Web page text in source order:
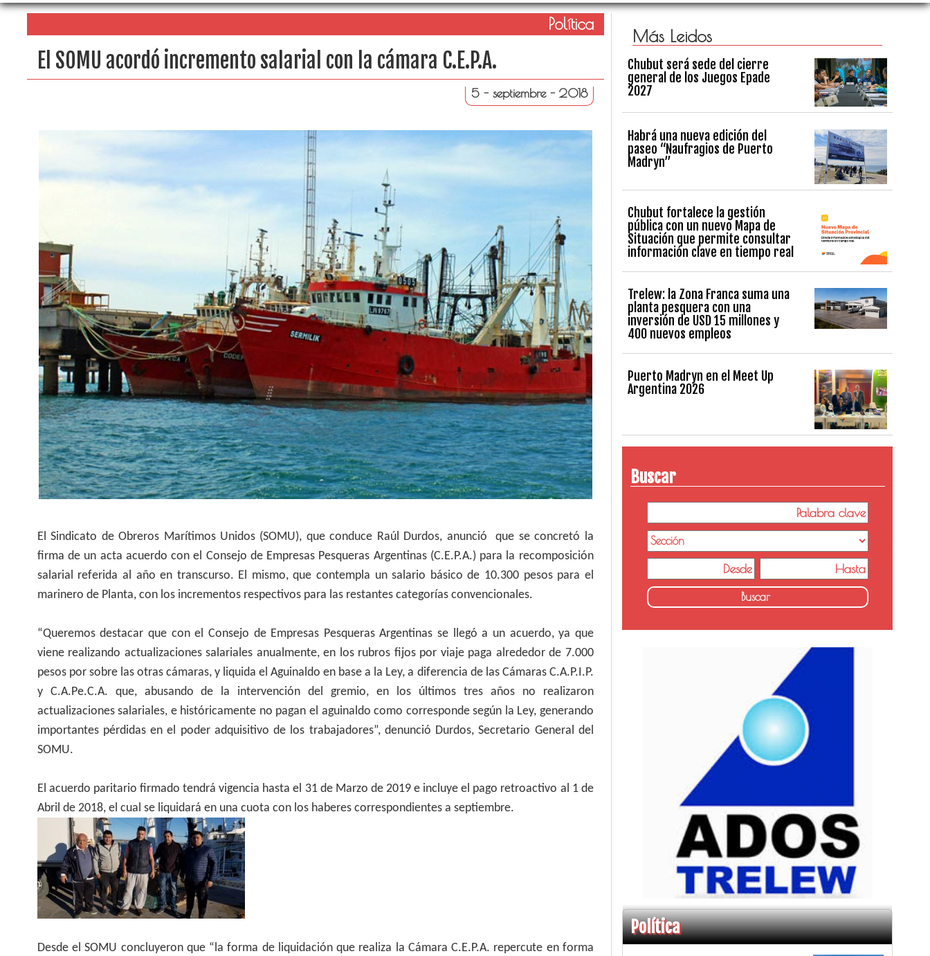
Política
El SOMU acordó incremento salarial con la cámara C.E.P.A.
5 - septiembre - 2018
El Sindicato de Obreros Marítimos Unidos (SOMU), que conduce Raúl Durdos, anunció que se concretó la
firma de un acta acuerdo con el Consejo de Empresas Pesqueras Argentinas (C.E.P.A.) para la recomposición
salarial referida al año en transcurso. El mismo, que contempla un salario básico de 10.300 pesos para el
marinero de Planta, con los incrementos respectivos para las restantes categorías convencionales.
“Queremos destacar que con el Consejo de Empresas Pesqueras Argentinas se llegó a un acuerdo, ya que
viene realizando actualizaciones salariales anualmente, en los rubros fijos por viaje paga alrededor de 7.000
pesos por sobre las otras cámaras, y liquida el Aguinaldo en base a la Ley, a diferencia de las Cámaras C.A.P.I.P.
y C.A.Pe.C.A. que, abusando de la intervención del gremio, en los últimos tres años no realizaron
actualizaciones salariales, e históricamente no pagan el aguinaldo como corresponde según la Ley, generando
importantes pérdidas en el poder adquisitivo de los trabajadores”, denunció Durdos, Secretario General del
SOMU.
El acuerdo paritario firmado tendrá vigencia hasta el 31 de Marzo de 2019 e incluye el pago retroactivo al 1 de
Abril de 2018, el cual se liquidará en una cuota con los haberes correspondientes a septiembre.
Desde el SOMU concluyeron que “la forma de liquidación que realiza la Cámara C.E.P.A. repercute en forma
Más Leidos
Chubut será sede del cierre
general de los Juegos Epade
2027
Habrá una nueva edición del
paseo “Naufragios de Puerto
Madryn”
Chubut fortalece la gestión
pública con un nuevo Mapa de
Situación que permite consultar
información clave en tiempo real
Trelew: la Zona Franca suma una
planta pesquera con una
inversión de USD 15 millones y
400 nuevos empleos
Puerto Madryn en el Meet Up
Argentina 2026
Buscar
Política